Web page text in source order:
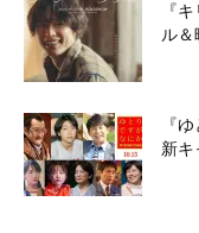
『
ル＆
『
新キ